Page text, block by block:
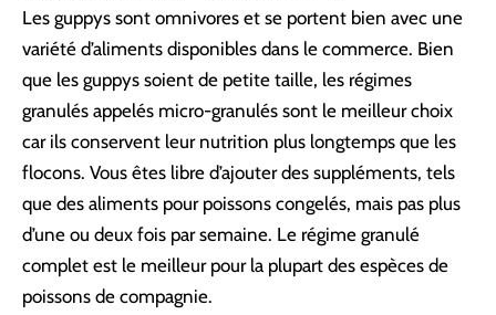
Les guppys sont omnivores et se portent bien avec une
variété d’aliments disponibles dans le commerce. Bien
que les guppys soient de petite taille, les régimes
granulés appelés micro-granulés sont le meilleur choix
car ils conservent leur nutrition plus longtemps que les
flocons. Vous êtes libre d’ajouter des suppléments, tels
que des aliments pour poissons congelés, mais pas plus
d’une ou deux fois par semaine. Le régime granulé
complet est le meilleur pour la plupart des espèces de
poissons de compagnie.